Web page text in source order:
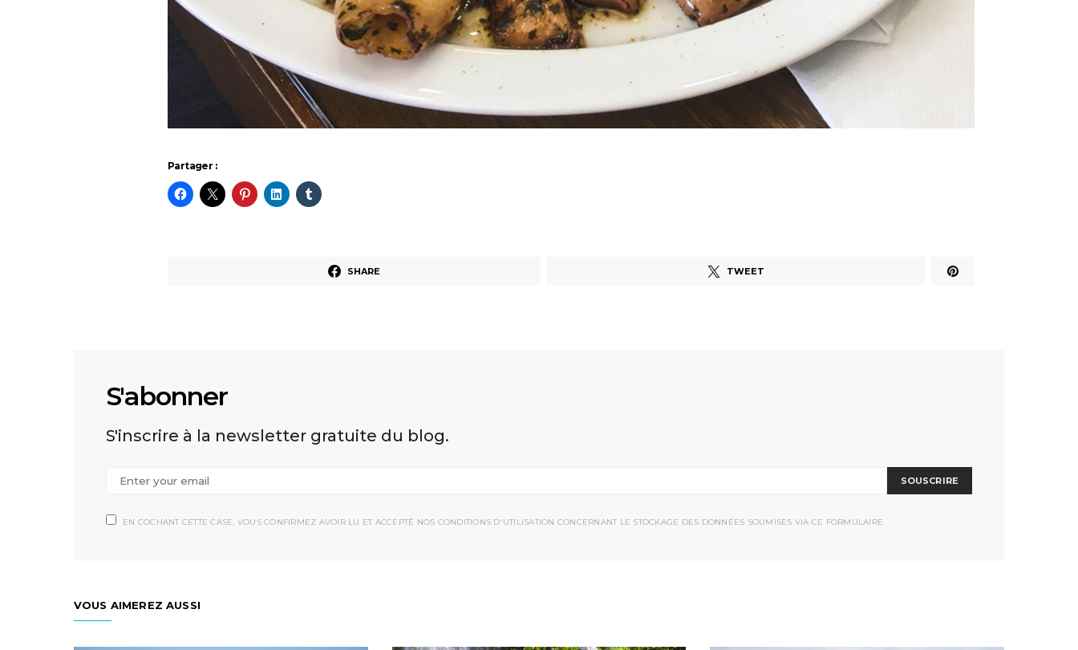
Partager :
SHARE TWEET
S'abonner
S'inscrire à la newsletter gratuite du blog.
SOUSCRIRE
EN COCHANT CETTE CASE, VOUS CONFIRMEZ AVOIR LU ET ACCEPTÉ NOS CONDITIONS D'UTILISATION CONCERNANT LE STOCKAGE DES DONNÉES SOUMISES VIA CE FORMULAIRE.
VOUS AIMEREZ AUSSI